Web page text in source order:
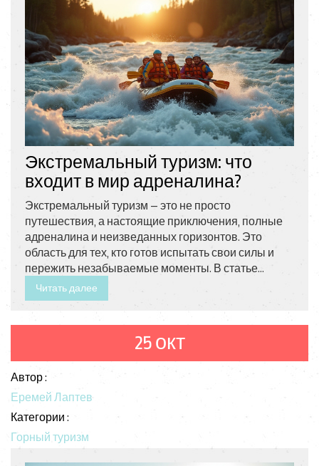
Экстремальный туризм: что
входит в мир адреналина?
Экстремальный туризм — это не просто
путешествия, а настоящие приключения, полные
адреналина и неизведанных горизонтов. Это
область для тех, кто готов испытать свои силы и
пережить незабываемые моменты. В статье
освещены основные виды экстремальных
путешествий, даны советы для начинающих и
безопасно погрузиться в захватывающий мир
экстрима.
Читать далее
25 окт
Автор :
Еремей Лаптев
Категории :
Горный туризм